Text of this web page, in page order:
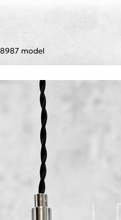
8987 model